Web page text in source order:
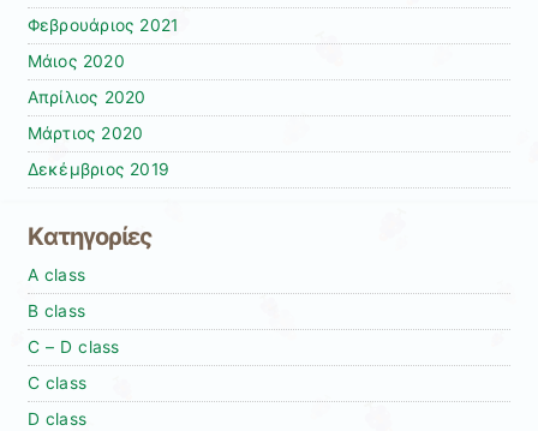
Φεβρουάριος 2021
Μάιος 2020
Απρίλιος 2020
Μάρτιος 2020
Δεκέμβριος 2019
Kατηγορίες
A class
B class
C – D class
C class
D class